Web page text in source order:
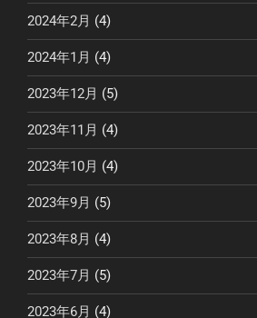
2024年2月 (4)
2024年1月 (4)
2023年12月 (5)
2023年11月 (4)
2023年10月 (4)
2023年9月 (5)
2023年8月 (4)
2023年7月 (5)
2023年6月 (4)